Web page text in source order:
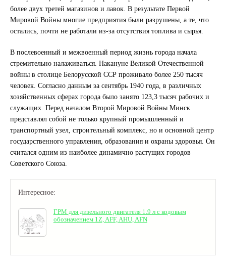
более двух третей магазинов и лавок. В результате Первой
Мировой Войны многие предприятия были разрушены, а те, что
остались, почти не работали из-за отсутствия топлива и сырья.
В послевоенный и межвоенный период жизнь города начала
стремительно налаживаться. Накануне Великой Отечественной
войны в столице Белорусской ССР проживало более 250 тысяч
человек. Согласно данным за сентябрь 1940 года, в различных
хозяйственных сферах города было занято 123,3 тысяч рабочих и
служащих. Перед началом Второй Мировой Войны Минск
представлял собой не только крупный промышленный и
транспортный узел, строительный комплекс, но и основной центр
государственного управления, образования и охраны здоровья. Он
считался одним из наиболее динамично растущих городов
Советского Союза.
Интересное:
ГРМ для дизельного двигателя 1.9 л с кодовым
обозначением 1Z, AFF, AHU, AFN